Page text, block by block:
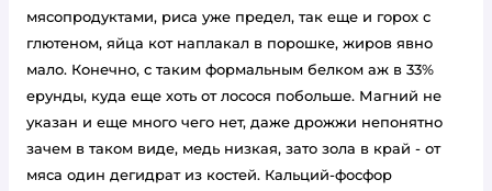
мясопродуктами, риса уже предел, так еще и горох с
глютеном, яйца кот наплакал в порошке, жиров явно
мало. Конечно, с таким формальным белком аж в 33%
ерунды, куда еще хоть от лосося побольше. Магний не
указан и еще много чего нет, даже дрожжи непонятно
зачем в таком виде, медь низкая, зато зола в край - от
мяса один дегидрат из костей. Кальций-фосфор